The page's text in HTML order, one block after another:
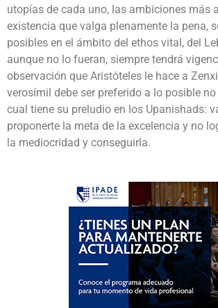
utopías de cada uno, las ambiciones más
existencia que valga plenamente la pena,
posibles en el ámbito del ethos vital, del
aunque no lo fueran, siempre tendrá
observación que Aristóteles le hace a
verosímil debe ser preferido a lo posible
cual tiene su preludio en los Upanishads:
proponerte la meta de la excelencia y no
la mediocridad y conseguirla.